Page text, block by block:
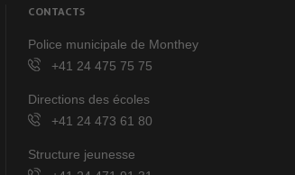
CONTACTS
Police municipale de Monthey
+41 24 475 75 75
Directions des écoles
+41 24 473 61 80
Structure jeunesse